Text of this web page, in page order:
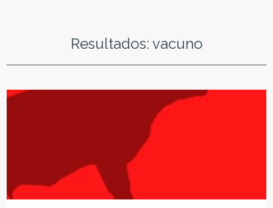
Resultados: vacuno